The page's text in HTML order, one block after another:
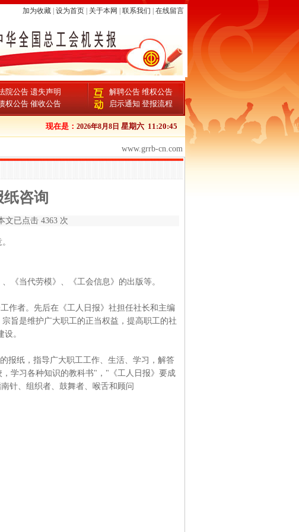
加为收藏| 设为首页| 关于本网 联系我们 在线留言
院公告 遗失声明
权公告 催收公告
解聘公告 维权公告
启示通知 登报流程
现在是： 2026年8月8日 星期六 11:20:45
www.grrb-cn.com
咨询
文已点击 4363 次
《当代劳模》、《工会信息》的出版等。
作者。先后在《工人日报》社担任社长和主编
旨是维护广大职工的正当权益，提高职工的社
。
报纸，指导广大职工工作、生活、学习，解答
学习各种知识的教科书"，"《工人日报》要成
针、组织者、鼓舞者、喉舌和顾问